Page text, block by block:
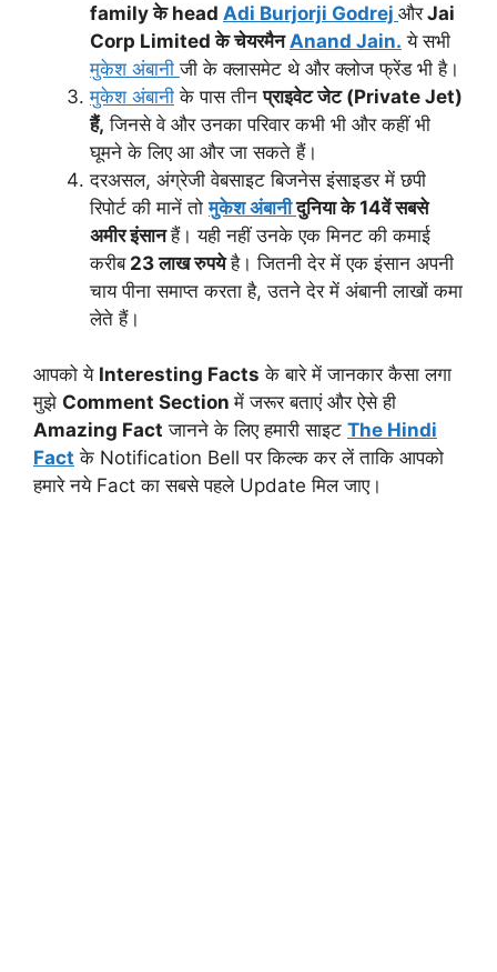
family के head Adi Burjorji Godrej औरJai
Corp Limited के चेयरमैन Anand Jain. ये सभी
मुकेश अंबानीजी के क्लासमेट थे और क्लोज फ्रेंड भी है।
मुकेश अंबानी के पास तीनप्राइवेट जेट (Private Jet)
हैं, जिनसे वे और उनका परिवार कभी भी और कहीं भी
घूमने के लिए आ और जा सकते हैं।
दरअसल, अंग्रेजी वेबसाइट बिजनेस इंसाइडर में छपी
रिपोर्ट की मानें तोमुकेश अंबानीदुनिया के 14वें सबसे
अमीर इंसानहैं। यही नहीं उनके एक मिनट की कमाई
करीब23 लाख रुपयेहै। जितनी देर में एक इंसान अपनी
चाय पीना समाप्त करता है, उतने देर में अंबानी लाखों कमा
लेते हैं।
आपको ये Interesting Facts के बारे में जानकार कैसा लगा
मुझे Comment Sectionमें जरूर बताएं और ऐसे ही
Amazing Fact जानने के लिए हमारी साइट The Hindi
Fact के Notification Bell पर किल्क कर लें ताकि आपको
हमारे नये Fact का सबसे पहले Update मिल जाए।